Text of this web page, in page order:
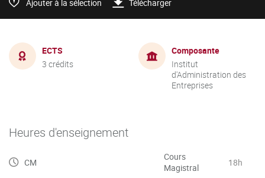
Ajouter à la sélection Télécharger
ECTS
3 crédits
Composante
Institut
d'Administration des
Entreprises
Heures d'enseignement
CM
Cours
Magistral
18h